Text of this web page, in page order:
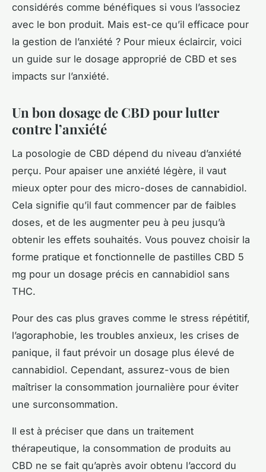
considérés comme bénéfiques si vous l’associez
avec le bon produit. Mais est-ce qu’il efficace pour
la gestion de l’anxiété ? Pour mieux éclaircir, voici
un guide sur le dosage approprié de CBD et ses
impacts sur l’anxiété.
Un bon dosage de CBD pour lutter
contre l’anxiété
La posologie de CBD dépend du niveau d’anxiété
perçu. Pour apaiser une anxiété légère, il vaut
mieux opter pour des micro-doses de cannabidiol.
Cela signifie qu’il faut commencer par de faibles
doses, et de les augmenter peu à peu jusqu’à
obtenir les effets souhaités. Vous pouvez choisir la
forme pratique et fonctionnelle de pastilles CBD 5
mg pour un dosage précis en cannabidiol sans
THC.
Pour des cas plus graves comme le stress répétitif,
l’agoraphobie, les troubles anxieux, les crises de
panique, il faut prévoir un dosage plus élevé de
cannabidiol. Cependant, assurez-vous de bien
maîtriser la consommation journalière pour éviter
une surconsommation.
Il est à préciser que dans un traitement
thérapeutique, la consommation de produits au
CBD ne se fait qu’après avoir obtenu l’accord du